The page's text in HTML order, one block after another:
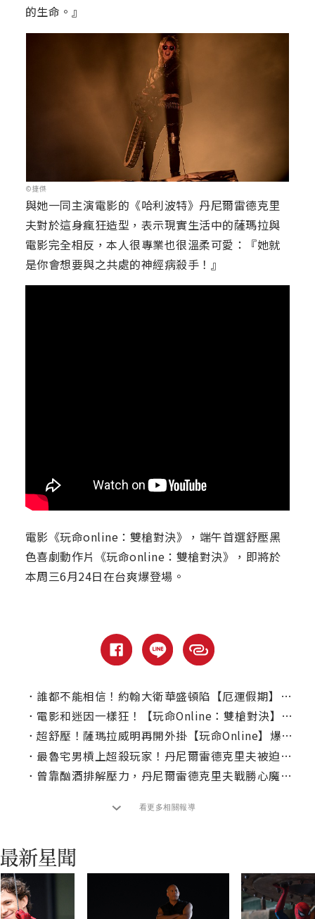
的生命。』
©捷傑
與她一同主演電影的《哈利波特》丹尼爾雷德克里
夫對於這身瘋狂造型，表示現實生活中的薩瑪拉與
電影完全相反，本人很專業也很溫柔可愛：『她就
是你會想要與之共處的神經病殺手！』
電影《玩命online：雙槍對決》，端午首選舒壓黑
色喜劇動作片《玩命online：雙槍對決》，即將於
本周三6月24日在台爽爆登場。
． 誰都不能相信！約翰大衛華盛頓陷【厄運假期】｜本周線上、電視首播推薦
． 電影和迷因一樣狂！【玩命Online：雙槍對決】全台殺出百萬票房
． 超舒壓！薩瑪拉威明再開外掛【玩命Online】爆頭、槍戰不手軟
． 最魯宅男槓上超殺玩家！丹尼爾雷德克里夫被迫追殺「地獄新娘」
． 曾靠酗酒排解壓力，丹尼爾雷德克里夫戰勝心魔不怕角色侷限
看更多相關報導